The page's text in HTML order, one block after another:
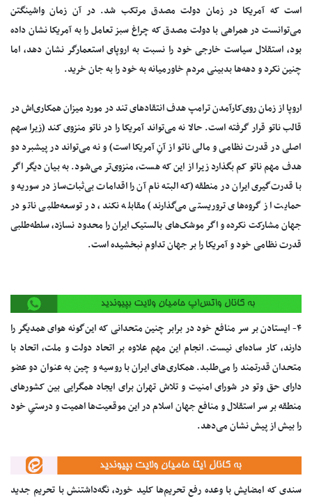
است که آمریکا در زمان دولت مصدق مرتکب شد. در آن زمان واشینگتن
می‌توانست در همراهی با دولت مصدق که چراغ سبز تعامل را به آمریکا نشان داده
بود، استقلال سیاست خارجی خود را نسبت به اروپای استعمارگر نشان دهد، اما
چنین نکرد و دهه‌ها بدبینی مردم خاورمیانه به خود را به جان خرید.
اروپا از زمان روی‌کارآمدن ترامپ هدف انتقادهای تند در مورد میزان همکاری‌اش در
قالب ناتو قرار گرفته است. حالا نه می‌تواند آمریکا را در ناتو منزوی کند (زیرا سهم
اصلی در قدرت نظامی و مالی ناتو از آنِ آمریکا است) و نه می‌تواند در پیشبرد دو
هدف مهم ناتو کم بگذارد زیرا از این که هست، منزوی‌تر می‌شود. به بیان دیگر اگر
با قدرت‌گیری ایران در منطقه (که البته نام آن را اقدامات بی‌ثبات‌ساز در سوریه و
حمایت از گروه‌های تروریستی می‌گذارند) مقابله نکند، در توسعه‌طلبی ناتو در
جهان مشارکت نکرده و اگر موشک‌های بالستیک ایران را محدود نسازد، سلطه‌طلبی
قدرت نظامی خود و آمریکا را بر جهان تداوم نبخشیده است.
۴- ایستادن بر سر منافع خود در برابر چنین متحدانی که این‌گونه هوای همدیگر را
دارند، کار ساده‌ای نیست. انجام این مهم علاوه بر اتحاد دولت و ملت، اتحاد با
متحدان قدرتمند را می‌طلبد. همکاری‌های ایران با روسیه و چین به عنوان دو عضو
دارای حق وتو در شورای امنیت و تلاش تهران برای ایجاد همگرایی بین کشورهای
منطقه بر سر استقلال و منافع جهان اسلام در این موقعیت‌ها اهمیت و درستیِ خود
را بیش از پیش نشان می‌دهد.
سندی که امضایش با وعده رفع تحریم‌ها کلید خورد، نگه‌داشتنش با تحریم جدید